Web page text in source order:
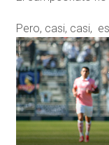
Pero, casi, casi,